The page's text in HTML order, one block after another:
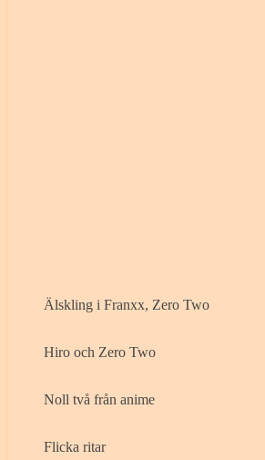
Älskling i Franxx, Zero Two
Hiro och Zero Two
Noll två från anime
Flicka ritar